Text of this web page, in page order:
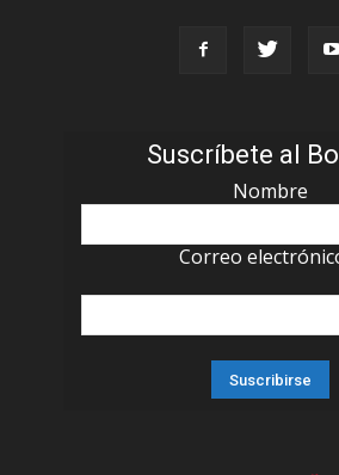
Suscríbete al
Nombre
Correo